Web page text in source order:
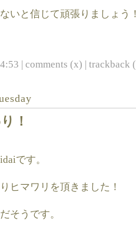
いと信じて頑張りましょう
| comments (x) | trackback
！
です。
ヒマワリを頂きました！
そうです。